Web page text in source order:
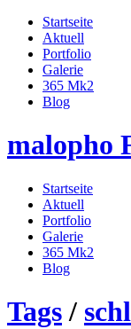
Startseite
Aktuell
Portfolio
Galerie
365 Mk2
Blog
malopho
Startseite
Aktuell
Portfolio
Galerie
365 Mk2
Blog
Tags/